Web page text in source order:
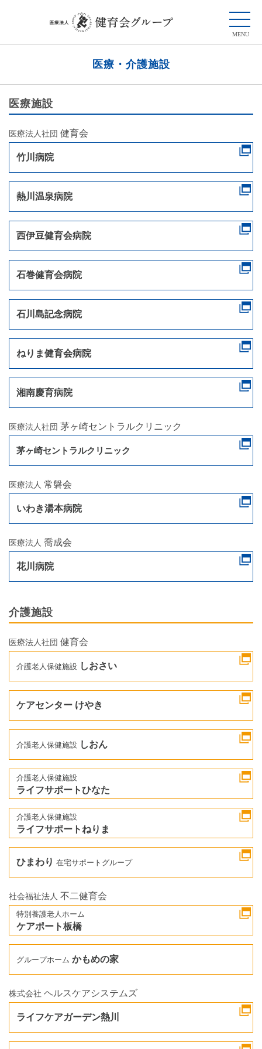
医療・介護施設
医療施設
医療法人社団 健育会
竹川病院
熱川温泉病院
西伊豆健育会病院
石巻健育会病院
石川島記念病院
ねりま健育会病院
湘南慶育病院
医療法人社団 茅ヶ崎セントラルクリニック
茅ヶ崎セントラルクリニック
医療法人 常磐会
いわき湯本病院
医療法人 喬成会
花川病院
介護施設
医療法人社団 健育会
介護老人保健施設 しおさい
ケアセンター けやき
介護老人保健施設 しおん
介護老人保健施設
ライフサポートひなた
介護老人保健施設
ライフサポートねりま
ひまわり 在宅サポートグループ
社会福祉法人 不二健育会
特別養護老人ホーム
ケアポート板橋
グループホーム かもめの家
株式会社 ヘルスケアシステムズ
ライフケアガーデン熱川